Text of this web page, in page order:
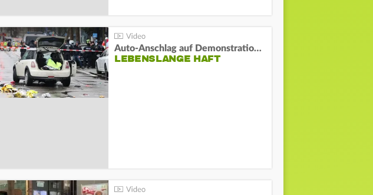
Auto-Anschlag auf Demonstration in München:
LEBENSLANGE HAFT